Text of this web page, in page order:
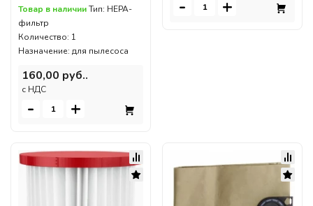
Товар в наличииТип: HEPA-
фильтр
Количество: 1
Назначение: для пылесоса
160,00 руб..
c НДС
- +
- +